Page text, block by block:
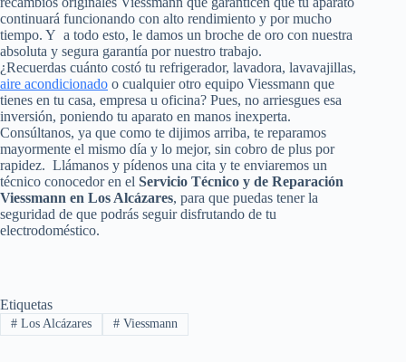
continuará funcionando con alto rendimiento y por mucho
tiempo. Y a todo esto, le damos un broche de oro con nuestra
absoluta y segura garantía por nuestro trabajo.
¿Recuerdas cuánto costó tu refrigerador, lavadora, lavavajillas,
aire acondicionado o cualquier otro equipo Viessmann que
tienes en tu casa, empresa u oficina? Pues, no arriesgues esa
inversión, poniendo tu aparato en manos inexperta.
Consúltanos, ya que como te dijimos arriba, te reparamos
mayormente el mismo día y lo mejor, sin cobro de plus por
rapidez. Llámanos y pídenos una cita y te enviaremos un
técnico conocedor en el Servicio Técnico y de Reparación
Viessmann en Los Alcázares, para que puedas tener la
seguridad de que podrás seguir disfrutando de tu
electrodoméstico.
Etiquetas
#Los Alcázares #Viessmann